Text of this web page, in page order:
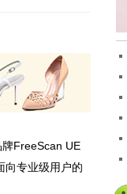
FreeScan UE
向专业级用户的